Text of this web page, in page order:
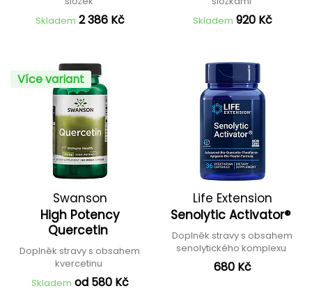
Skladem 2 386 Kč
Skladem 920 Kč
Více variant
Swanson
High Potency
Quercetin
Doplněk stravy s obsahem
kvercetinu
Skladem od 580 Kč
Life Extension
Senolytic Activator®
Doplněk stravy s obsahem
senolytického komplexu
680 Kč